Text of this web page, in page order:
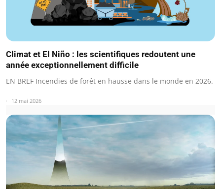
Climat et El Niño : les scientifiques redoutent une
année exceptionnellement difficile
EN BREF Incendies de forêt en hausse dans le monde en 2026.
12 mai 2026